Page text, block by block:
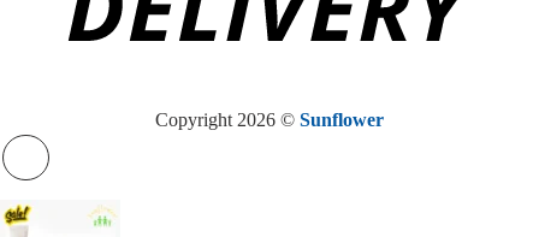
Copyright 2026 © Sunflower